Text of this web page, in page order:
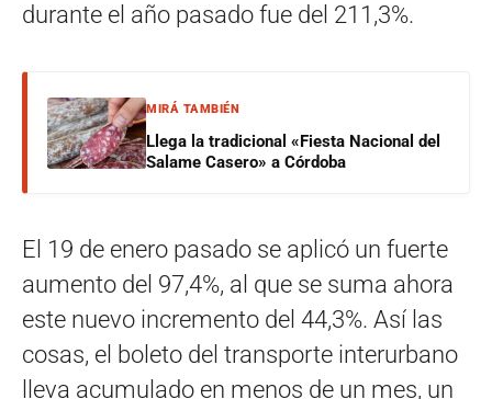
durante el año pasado fue del 211,3%.
MIRÁ TAMBIÉN
Llega la tradicional «Fiesta Nacional del
Salame Casero» a Córdoba
El 19 de enero pasado se aplicó un fuerte
aumento del 97,4%, al que se suma ahora
este nuevo incremento del 44,3%. Así las
cosas, el boleto del transporte interurbano
lleva acumulado en menos de un mes, un